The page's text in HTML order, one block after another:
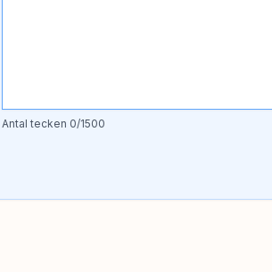
Antal tecken 0/1500